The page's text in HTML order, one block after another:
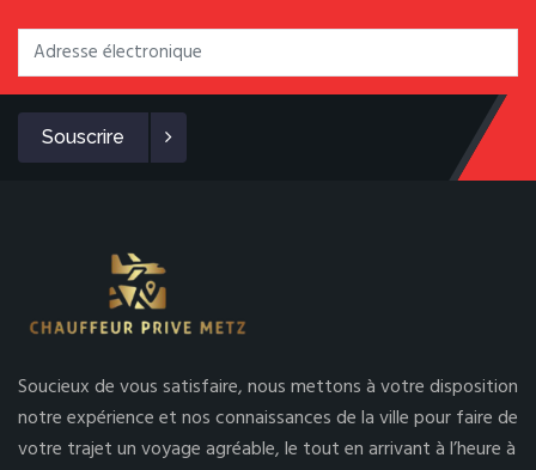
Souscrire
Soucieux de vous satisfaire, nous mettons à votre disposition
notre expérience et nos connaissances de la ville pour faire de
votre trajet un voyage agréable, le tout en arrivant à l’heure à